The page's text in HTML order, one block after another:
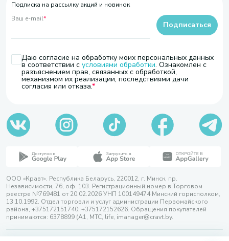
Подписка на рассылку акций и новинок
Ваш e-mail*
Даю согласие на обработку моих персональных данных
в соответствии с условиями обработки. Ознакомлен с
разъяснением прав, связанных с обработкой,
механизмом их реализации, последствиями дачи
согласия или отказа.
Подписаться
ООО «Кравт». Республика Беларусь, 220012, г. Минск, пр.
Независимости, 76, оф. 103. Регистрационный номер в Торговом
реестре №769481 от 20.02.2026 УНП 100149474 Минский горисполком,
13.10.1992. Отдел торговли и услуг администрации Первомайского
района, +375172151740; +375172152626. Обращения покупателей
принимаются: 6378899 (А1, МТС, life, imanager@cravt.by.